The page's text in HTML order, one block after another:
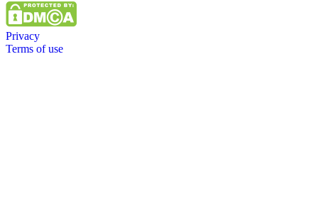
Privacy
Terms of use